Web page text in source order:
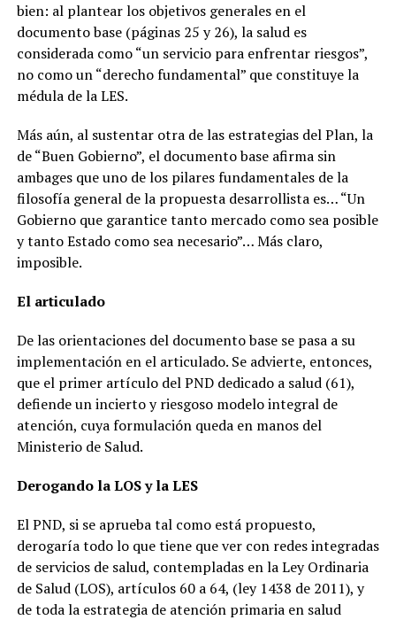
bien: al plantear los objetivos generales en el
documento base (páginas 25 y 26), la salud es
considerada como “un servicio para enfrentar riesgos”,
no como un “derecho fundamental” que constituye la
médula de la LES.
Más aún, al sustentar otra de las estrategias del Plan, la
de “Buen Gobierno”, el documento base afirma sin
ambages que uno de los pilares fundamentales de la
filosofía general de la propuesta desarrollista es… “Un
Gobierno que garantice tanto mercado como sea posible
y tanto Estado como sea necesario”… Más claro,
imposible.
El articulado
De las orientaciones del documento base se pasa a su
implementación en el articulado. Se advierte, entonces,
que el primer artículo del PND dedicado a salud (61),
defiende un incierto y riesgoso modelo integral de
atención, cuya formulación queda en manos del
Ministerio de Salud.
Derogando la LOS y la LES
El PND, si se aprueba tal como está propuesto,
derogaría todo lo que tiene que ver con redes integradas
de servicios de salud, contempladas en la Ley Ordinaria
de Salud (LOS), artículos 60 a 64, (ley 1438 de 2011), y
de toda la estrategia de atención primaria en salud